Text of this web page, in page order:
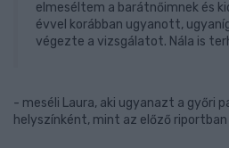
elmeséltem a barátnőimnek és
évvel korábban ugyanott,
végezte a vizsgálatot. Nála is
- meséli Laura, aki ugyanazt a győri
helyszínként, mint az előző riportban